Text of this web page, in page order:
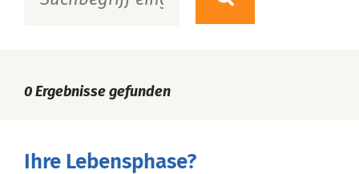
0 Ergebnisse gefunden
Ihre Lebensphase?